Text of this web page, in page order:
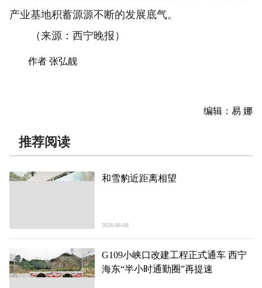
产业基地积蓄源源不断的发展底气。
（来源：西宁晚报）
作者 张弘靓
编辑：易 娜
推荐阅读
和雪豹近距离相望
2026-06-08
G109小峡口改建工程正式通车 西宁
海东“半小时通勤圈”再提速